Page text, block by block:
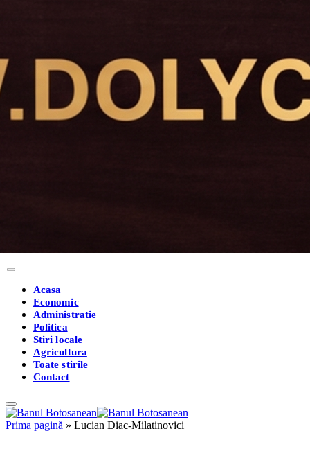
Acasa
Economic
Administratie
Politica
Stiri locale
Agricultura
Toate stirile
Contact
Prima pagină » Lucian Diac-Milatinovici